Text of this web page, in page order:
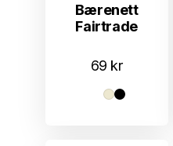
Bærenett
Fairtrade
69 kr